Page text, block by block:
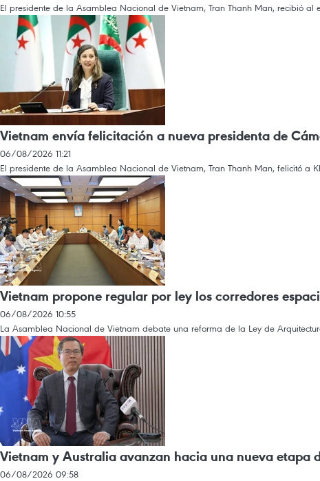
El presidente de la Asamblea Nacional de Vietnam, Tran Thanh Man, recibió
Vietnam envía felicitación a nueva presidenta de
06/08/2026 11:21
El presidente de la Asamblea Nacional de Vietnam, Tran Thanh Man, felicitó
Vietnam propone regular por ley los corredores
06/08/2026 10:55
La Asamblea Nacional de Vietnam debate una reforma de la Ley de
Vietnam y Australia avanzan hacia una nueva etapa
06/08/2026 09:58